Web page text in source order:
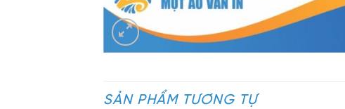
SẢN PHẨM TƯƠNG TỰ